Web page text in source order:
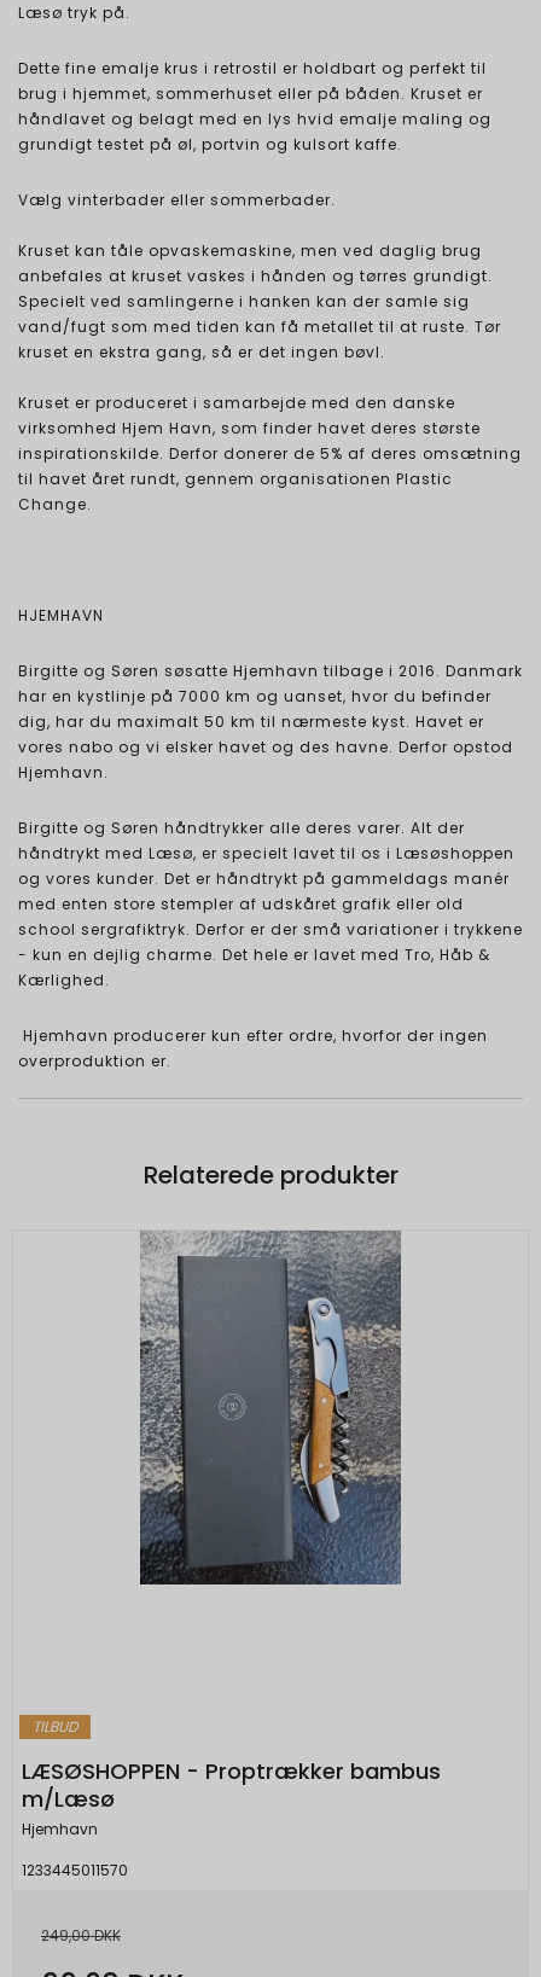
Læsø tryk på.
Dette fine emalje krus i retrostil er holdbart og perfekt til
brug i hjemmet, sommerhuset eller på båden. Kruset er
håndlavet og belagt med en lys hvid emalje maling og
grundigt testet på øl, portvin og kulsort kaffe.
Vælg vinterbader eller sommerbader.
Kruset kan tåle opvaskemaskine, men ved daglig brug
anbefales at kruset vaskes i hånden og tørres grundigt.
Specielt ved samlingerne i hanken kan der samle sig
vand/fugt som med tiden kan få metallet til at ruste. Tør
kruset en ekstra gang, så er det ingen bøvl.
Kruset er produceret i samarbejde med den danske
virksomhed Hjem Havn, som finder havet deres største
inspirationskilde. Derfor donerer de 5% af deres omsætning
til havet året rundt, gennem organisationen Plastic
Change.
HJEMHAVN
Birgitte og Søren søsatte Hjemhavn tilbage i 2016. Danmark
har en kystlinje på 7000 km og uanset, hvor du befinder
dig, har du maximalt 50 km til nærmeste kyst. Havet er
vores nabo og vi elsker havet og des havne. Derfor opstod
Hjemhavn.
Birgitte og Søren håndtrykker alle deres varer. Alt der
håndtrykt med Læsø, er specielt lavet til os i Læsøshoppen
og vores kunder. Det er håndtrykt på gammeldags manér
med enten store stempler af udskåret grafik eller old
school sergrafiktryk. Derfor er der små variationer i trykkene
- kun en dejlig charme. Det hele er lavet med Tro, Håb &
Kærlighed.
Hjemhavn producerer kun efter ordre, hvorfor der ingen
overproduktion er.
Relaterede produkter
TILBUD
LÆSØSHOPPEN - Proptrækker bambus
m/Læsø
Hjemhavn
1233445011570
249,00 DKK